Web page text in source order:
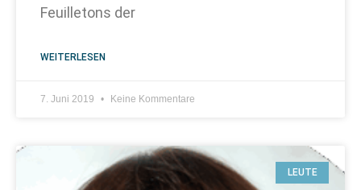
Feuilletons der
WEITERLESEN
7. Juni 2019 Keine Kommentare
LEUTE